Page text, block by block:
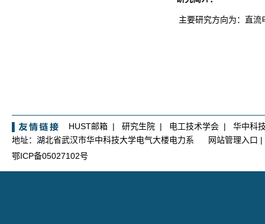
主要研究方向为：直
HUST邮箱 | 研究生院 | 电工技术学会 | 华中科
地址：湖北省武汉市华中科技大学电气大楼电力系
网站管理入口 |
鄂ICP备05027102号